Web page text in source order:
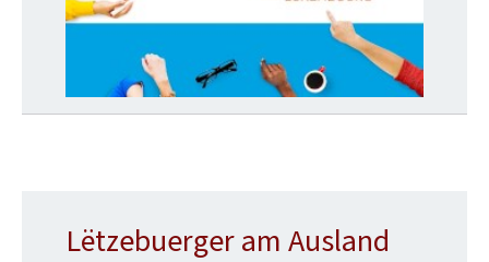
Lëtzebuerger am Ausland